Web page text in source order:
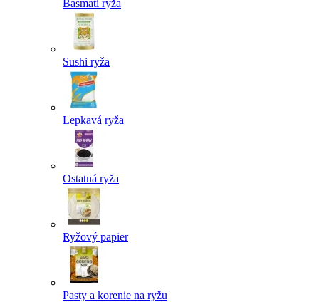
Basmati ryža
Sushi ryža
Lepkavá ryža
Ostatná ryža
Ryžový papier
Pasty a korenie na ryžu